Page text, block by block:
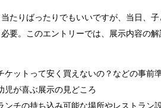
たりばったりでもいいですが、当日、
必要。このエントリーでは、展示内容の
ケットって安く買えないの？などの事前
児が喜ぶ展示の見どころ
ンチの持ち込み可能な場所やレストラン